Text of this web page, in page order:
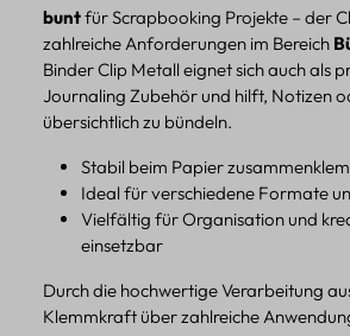
buntfür Scrapbooking Projekte – der
zahlreiche Anforderungen im Bereich
Binder Clip Metall eignet sich auch als
Journaling Zubehör und hilft, Notizen
übersichtlich zu bündeln.
Stabil beim Papier
Ideal für verschiedene Formate
Vielfältig für Organisation und
einsetzbar
Durch die hochwertige Verarbeitung
Klemmkraft über zahlreiche